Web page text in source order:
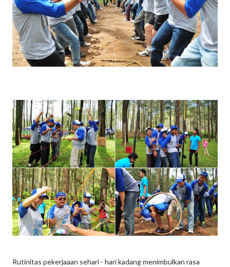
Rutinitas pekerjaaan sehari - hari kadang menimbulkan rasa